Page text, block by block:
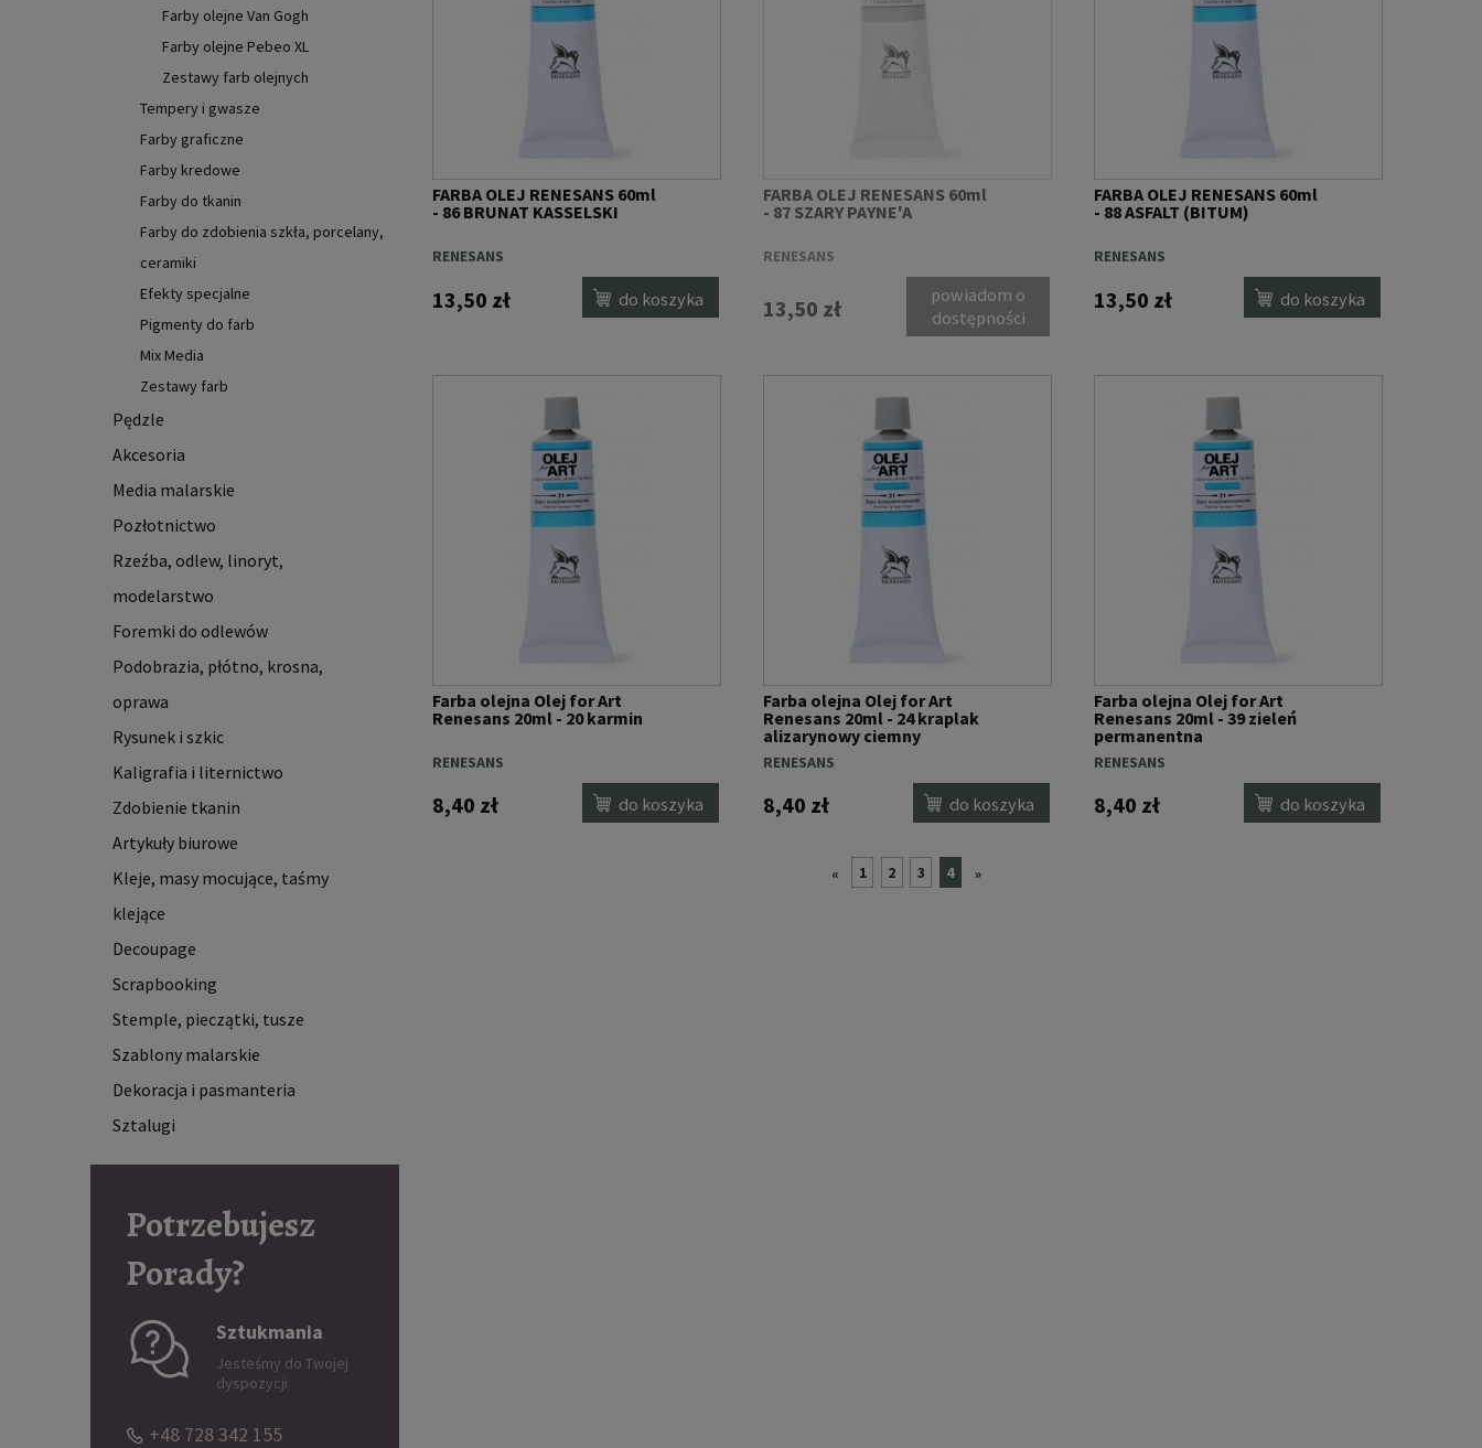
Farby olejne Van Gogh
Farby olejne Pebeo XL
Zestawy farb olejnych
Tempery i gwasze
Farby graficzne
Farby kredowe
Farby do tkanin
Farby do zdobienia szkła, porcelany,
ceramiki
Efekty specjalne
Pigmenty do farb
Mix Media
Zestawy farb
Pędzle
Akcesoria
Media malarskie
Pozłotnictwo
Rzeźba, odlew, linoryt,
modelarstwo
Foremki do odlewów
Podobrazia, płótno, krosna,
oprawa
Rysunek i szkic
Kaligrafia i liternictwo
Zdobienie tkanin
Artykuły biurowe
Kleje, masy mocujące, taśmy
klejące
Decoupage
Scrapbooking
Stemple, pieczątki, tusze
Szablony malarskie
Dekoracja i pasmanteria
Sztalugi
Potrzebujesz
Porady?
Sztukmania
Jesteśmy do Twojej
dyspozycji
+48 728 342 155
FARBA OLEJ RENESANS 60ml
- 86 BRUNAT KASSELSKI
RENESANS
13,50 zł do koszyka
FARBA OLEJ RENESANS 60ml
- 87 SZARY PAYNE'A
RENESANS
13,50 zł
powiadom o
dostępności
FARBA OLEJ RENESANS 60ml
- 88 ASFALT (BITUM)
RENESANS
13,50 zł do koszyka
Farba olejna Olej for Art
Renesans 20ml - 20 karmin
RENESANS
8,40 zł do koszyka
Farba olejna Olej for Art
Renesans 20ml - 24 kraplak
alizarynowy ciemny
RENESANS
8,40 zł do koszyka
Farba olejna Olej for Art
Renesans 20ml - 39 zieleń
permanentna
RENESANS
8,40 zł do koszyka
« 1 2 3 4 »